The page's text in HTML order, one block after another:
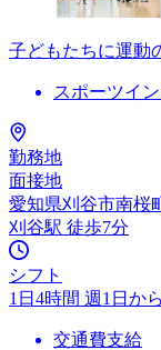
子どもたちに運
スポーツイ
勤務地
面接地
愛知県刈谷市南桜
刈谷駅 徒歩7分
シフト
1日4時間 週1日か
交通費支給